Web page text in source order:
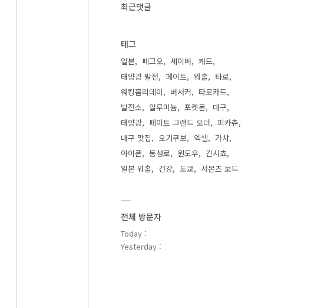
최근댓글
태그
일본 페그오 세이버
캐드
태양광 발전
페이트 워홀
타로
워킹홀리데이
버서커
타로카드
발전소
알루미늄 포켓몬
대구
태양광
페이트 그랜드 오더
피카츄
대구 맛집
오기쿠보 엑셀
가챠
아이폰
동성로 윈도우
긴시쵸
일본 워홀
건강 도쿄 서몬즈 보드
전체 방문자
Today :
Yesterday :